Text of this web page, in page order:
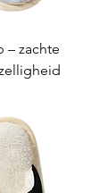
– zachte